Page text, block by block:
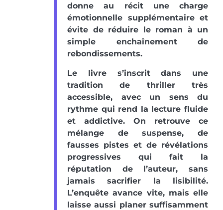
donne au récit une charge
émotionnelle supplémentaire et
évite de réduire le roman à un
simple enchaînement de
rebondissements.
Le livre s’inscrit dans une
tradition de thriller très
accessible, avec un sens du
rythme qui rend la lecture fluide
et addictive. On retrouve ce
mélange de suspense, de
fausses pistes et de révélations
progressives qui fait la
réputation de l’auteur, sans
jamais sacrifier la lisibilité.
L’enquête avance vite, mais elle
laisse aussi planer suffisamment